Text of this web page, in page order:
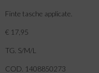
Finte tasche applicate.
€ 17,95
TG. S/M/L
COD. 1408850273